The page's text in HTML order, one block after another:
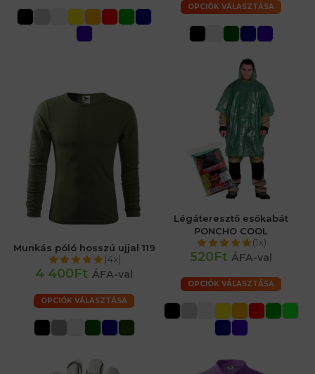
OPCIÓK VÁLASZTÁSA
Munkás póló hosszú ujjal 119
(4x)
4 400Ft ÁFA-val
OPCIÓK VÁLASZTÁSA
Légáteresztő esőkabát
PONCHO COOL
(1x)
520Ft ÁFA-val
OPCIÓK VÁLASZTÁSA